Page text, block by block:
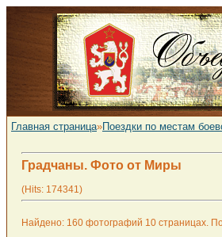
Главная страница»Поездки по местам
Градчаны. Фото от Миры
(Hits: 174341)
Найдено: 160 фотографий 10 страницах.